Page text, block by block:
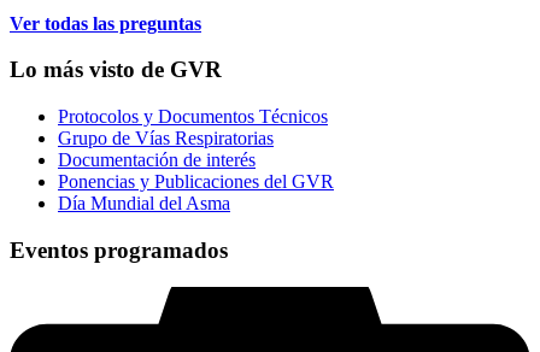
Ver todas las preguntas
Lo más visto de GVR
Protocolos y Documentos Técnicos
Grupo de Vías Respiratorias
Documentación de interés
Ponencias y Publicaciones del GVR
Día Mundial del Asma
Eventos programados